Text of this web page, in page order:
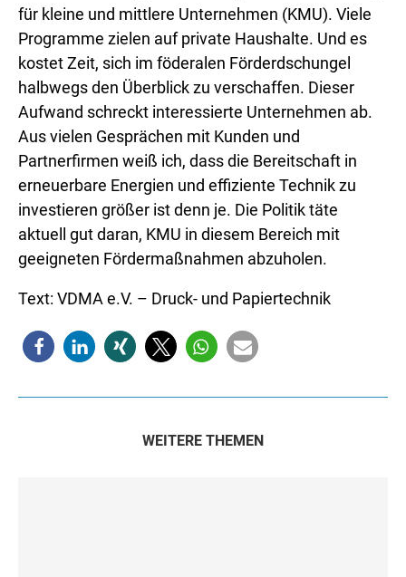
für kleine und mittlere Unternehmen (KMU). Viele
Programme zielen auf private Haushalte. Und es
kostet Zeit, sich im föderalen Förderdschungel
halbwegs den Überblick zu verschaffen. Dieser
Aufwand schreckt interessierte Unternehmen ab.
Aus vielen Gesprächen mit Kunden und
Partnerfirmen weiß ich, dass die Bereitschaft in
erneuerbare Energien und effiziente Technik zu
investieren größer ist denn je. Die Politik täte
aktuell gut daran, KMU in diesem Bereich mit
geeigneten Fördermaßnahmen abzuholen.
Text: VDMA e.V. – Druck- und Papiertechnik
WEITERE THEMEN